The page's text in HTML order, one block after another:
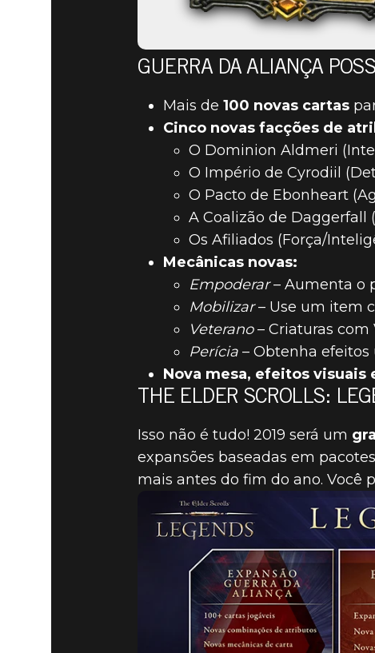
GUERRA DA ALIANÇA
Mais de 100 novas cartas
Cinco novas facções de
O Dominion Aldmeri
O Império de Cyrodiil
O Pacto de Ebonheart
A Coalizão de Daggerfall
Os Afiliados (Força/
Mecânicas novas:
Empoderar– Aumenta o
Mobilizar– Use um item
Veterano– Criaturas com
Perícia – Obtenha
Nova mesa, efeitos visuais
THE ELDER SCROLLS:
Isso não é tudo! 2019 será um
expansões baseadas em
mais antes do fim do ano. Você